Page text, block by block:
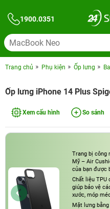
1900.0351
Trang chủ Phụ kiện Ốp lưng
Ốp lưng iPhone 14 Plus
Xem cấu hình So sánh
Trang bị công
Mỹ – Air
của bạn được
Chất liệu TPU
giúp bảo vệ
xước, móp
Mặt lưng